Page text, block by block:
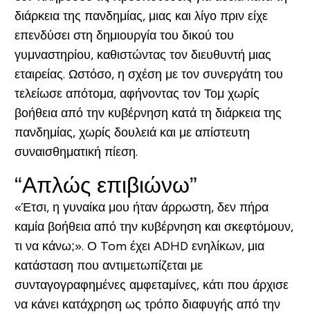
διάρκεια της πανδημίας, μιας και λίγο πριν είχε
επενδύσει στη δημιουργία του δικού του
γυμναστηρίου, καθιστώντας τον διευθυντή μιας
εταιρείας. Ωστόσο, η σχέση με τον συνεργάτη του
τελείωσε απότομα, αφήνοντας τον Τομ χωρίς
βοήθεια από την κυβέρνηση κατά τη διάρκεια της
πανδημίας, χωρίς δουλειά και με απίστευτη
συναισθηματική πίεση.
“Απλώς επιβιώνω”
«Έτσι, η γυναίκα μου ήταν άρρωστη, δεν πήρα
καμία βοήθεια από την κυβέρνηση και σκεφτόμουν,
τι να κάνω;». Ο Tom έχει ADHD ενηλίκων, μια
κατάσταση που αντιμετωπίζεται με
συνταγογραφημένες αμφεταμίνες, κάτι που άρχισε
να κάνει κατάχρηση ως τρόπο διαφυγής από την